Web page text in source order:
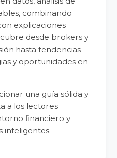
combinando
explicaciones
desde brokers y
hasta tendencias
y oportunidades en
una guía sólida y
a los lectores
financiero y
inteligentes.